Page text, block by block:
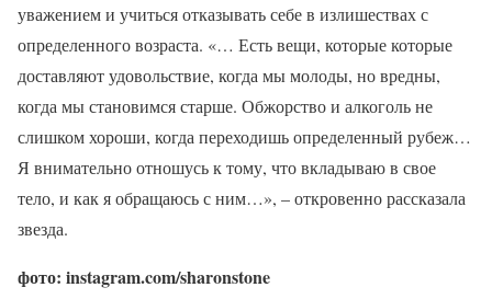
уважением и учиться отказывать себе в излишествах с
определенного возраста. «… Есть вещи, которые которые
доставляют удовольствие, когда мы молоды, но вредны,
когда мы становимся старше. Обжорство и алкоголь не
слишком хороши, когда переходишь определенный рубеж…
Я внимательно отношусь к тому, что вкладываю в свое
тело, и как я обращаюсь с ним…», – откровенно рассказала
звезда.
фото: instagram.com/sharonstone